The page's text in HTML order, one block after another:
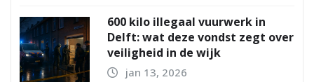
600 kilo illegaal vuurwerk in
Delft: wat deze vondst zegt over
veiligheid in de wijk
jan 13, 2026